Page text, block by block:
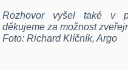
Rozhovor vyšel také v
děkujeme za možnost
Foto: Richard Klíčník, Argo